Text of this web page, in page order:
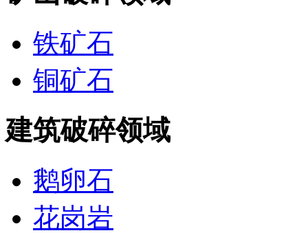
铁矿石
铜矿石
建筑破碎领域
鹅卵石
花岗岩